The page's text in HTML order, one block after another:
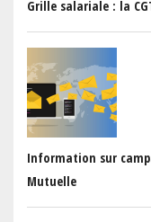
Grille salariale : la
Information sur
Mutuelle